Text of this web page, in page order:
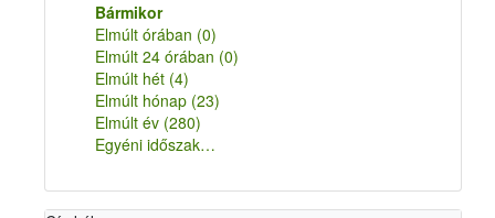
Bármikor
Elmúlt órában (0)
Elmúlt 24 órában (0)
Elmúlt hét (4)
Elmúlt hónap (23)
Elmúlt év (280)
Egyéni időszak…